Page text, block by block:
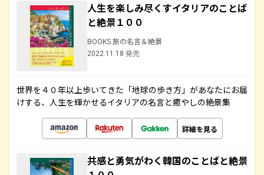
人生を楽しみ尽くすイタリアのことば
と絶景１００
BOOKS 旅の名言＆絶景
2022.11.18 発売
世界を４０年以上歩いてきた「地球の歩き方」があなたにお届
けする、人生を輝かせるイタリアの名言と癒やしの絶景集
詳細を見る
共感と勇気がわく韓国のことばと絶景